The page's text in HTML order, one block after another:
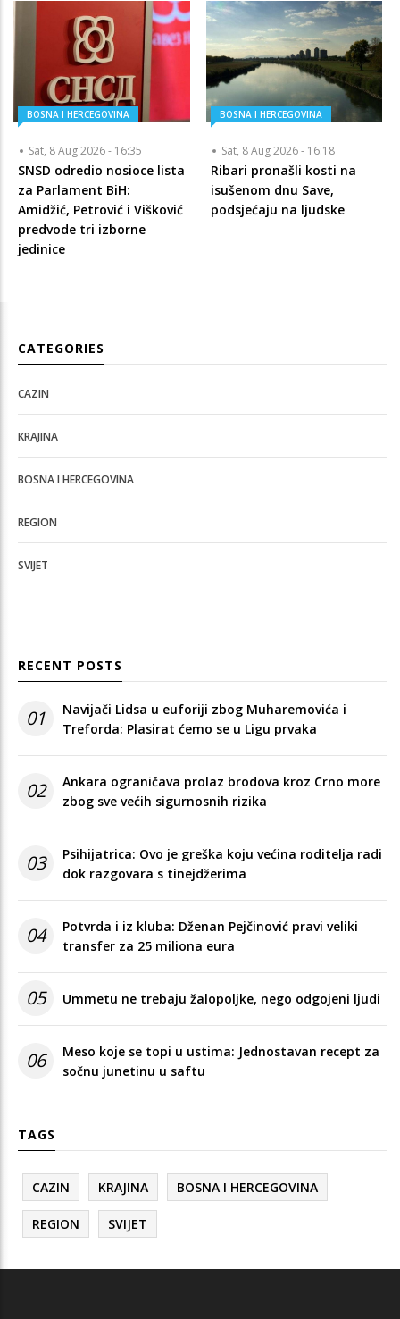
BOSNA I HERCEGOVINA
Sat, 8 Aug 2026 - 16:35
SNSD odredio nosioce lista
za Parlament BiH:
Amidžić, Petrović i Višković
predvode tri izborne
jedinice
BOSNA I HERCEGOVINA
Sat, 8 Aug 2026 - 16:18
Ribari pronašli kosti na
isušenom dnu Save,
podsjećaju na ljudske
CATEGORIES
CAZIN
KRAJINA
BOSNA I HERCEGOVINA
REGION
SVIJET
RECENT POSTS
01
Navijači Lidsa u euforiji zbog Muharemovića i
Treforda: Plasirat ćemo se u Ligu prvaka
02
Ankara ograničava prolaz brodova kroz Crno more
zbog sve većih sigurnosnih rizika
03
Psihijatrica: Ovo je greška koju većina roditelja radi
dok razgovara s tinejdžerima
04
Potvrda i iz kluba: Dženan Pejčinović pravi veliki
transfer za 25 miliona eura
05 Ummetu ne trebaju žalopoljke, nego odgojeni ljudi
06
Meso koje se topi u ustima: Jednostavan recept za
sočnu junetinu u saftu
TAGS
CAZIN KRAJINA BOSNA I HERCEGOVINA
REGION SVIJET